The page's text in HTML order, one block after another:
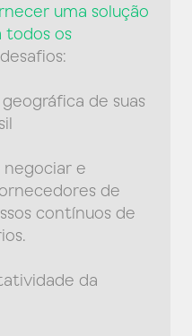
uma solução
todos os
de suas
negociar e
de
contínuos de
da